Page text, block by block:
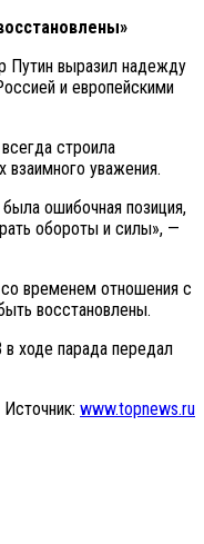
Путин выразил надежду
и европейскими
строила
взаимного уважения.
ошибочная позиция,
обороты и силы», —
временем отношения с
восстановлены.
ходе парада передал
Источник: www.topnews.ru